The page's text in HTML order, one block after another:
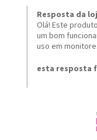
Resposta da
Olá! Este
um bom
uso em
esta resposta